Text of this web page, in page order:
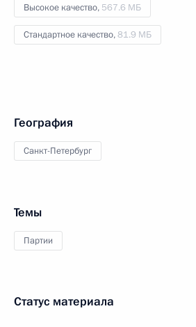
Высокое качество, 567.6 МБ
Стандартное качество,81.9 МБ
География
Санкт-Петербург
Темы
Партии
Статус материала